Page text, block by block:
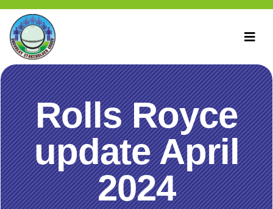
Rolls Royce
update April
2024